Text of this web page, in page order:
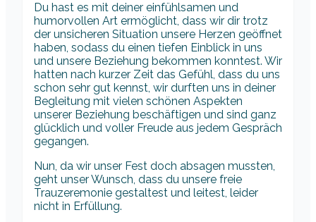
Du hast es mit deiner einfühlsamen und
humorvollen Art ermöglicht, dass wir dir trotz
der unsicheren Situation unsere Herzen geöffnet
haben, sodass du einen tiefen Einblick in uns
und unsere Beziehung bekommen konntest. Wir
hatten nach kurzer Zeit das Gefühl, dass du uns
schon sehr gut kennst, wir durften uns in deiner
Begleitung mit vielen schönen Aspekten
unserer Beziehung beschäftigen und sind ganz
glücklich und voller Freude aus jedem Gespräch
gegangen.
Nun, da wir unser Fest doch absagen mussten,
geht unser Wunsch, dass du unsere freie
Trauzeremonie gestaltest und leitest, leider
nicht in Erfüllung.